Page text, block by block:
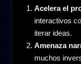
Acelera el
interactivos
iterar ideas.
Amenaza
muchos